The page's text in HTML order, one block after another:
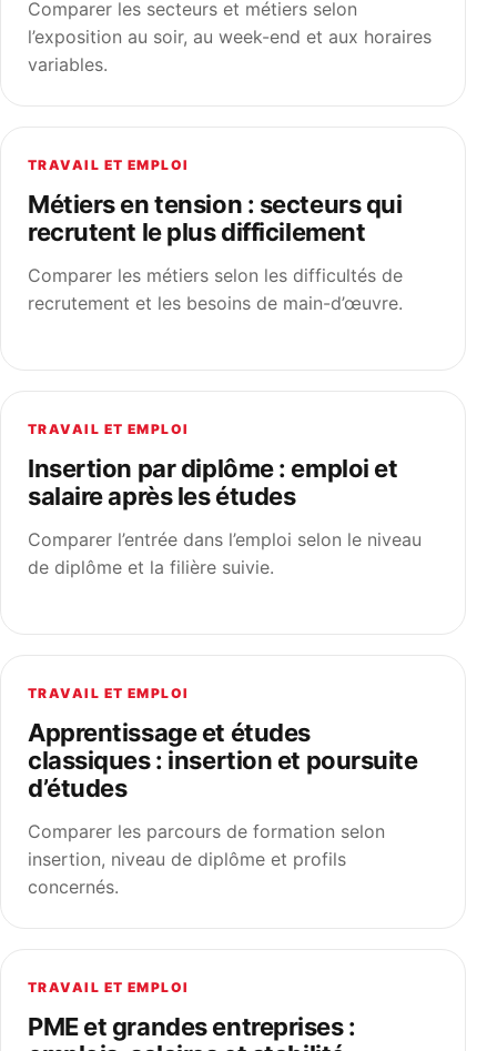
Comparer les secteurs et métiers selon
l’exposition au soir, au week-end et aux horaires
variables.
TRAVAIL ET EMPLOI
Métiers en tension : secteurs qui
recrutent le plus difficilement
Comparer les métiers selon les difficultés de
recrutement et les besoins de main-d’œuvre.
TRAVAIL ET EMPLOI
Insertion par diplôme : emploi et
salaire après les études
Comparer l’entrée dans l’emploi selon le niveau
de diplôme et la filière suivie.
TRAVAIL ET EMPLOI
Apprentissage et études
classiques : insertion et poursuite
d’études
Comparer les parcours de formation selon
insertion, niveau de diplôme et profils
concernés.
TRAVAIL ET EMPLOI
PME et grandes entreprises :